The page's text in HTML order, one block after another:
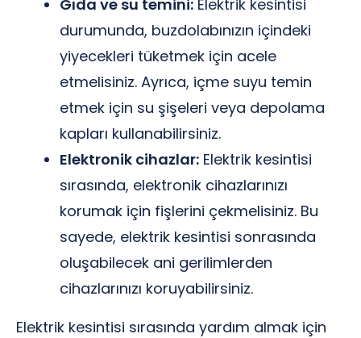
Gıda ve su temini: Elektrik kesintisi
durumunda, buzdolabınızın içindeki
yiyecekleri tüketmek için acele
etmelisiniz. Ayrıca, içme suyu temin
etmek için su şişeleri veya depolama
kapları kullanabilirsiniz.
Elektronik cihazlar: Elektrik kesintisi
sırasında, elektronik cihazlarınızı
korumak için fişlerini çekmelisiniz. Bu
sayede, elektrik kesintisi sonrasında
oluşabilecek ani gerilimlerden
cihazlarınızı koruyabilirsiniz.
Elektrik kesintisi sırasında yardım almak için